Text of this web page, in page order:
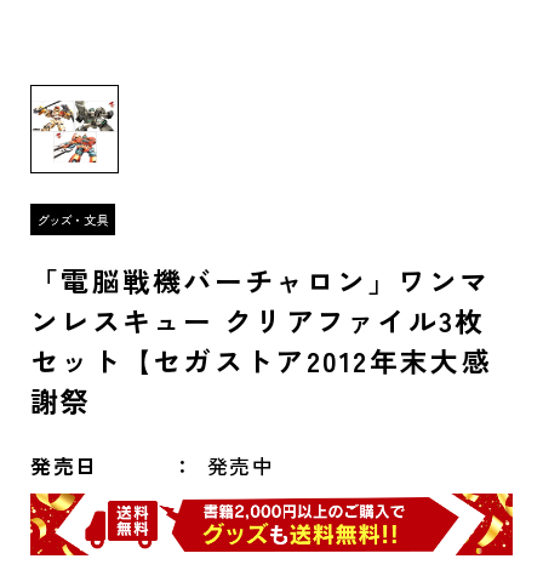
「電脳戦機バーチャロン」ワンマ
ンレスキュー クリアファイル3枚
セット【セガストア2012年末大感
謝祭
発売日 発売中